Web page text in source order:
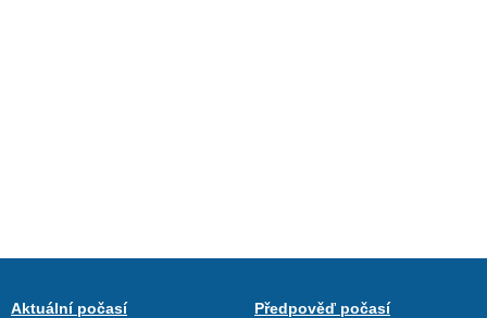
Aktuální počasí
Předpověď počasí